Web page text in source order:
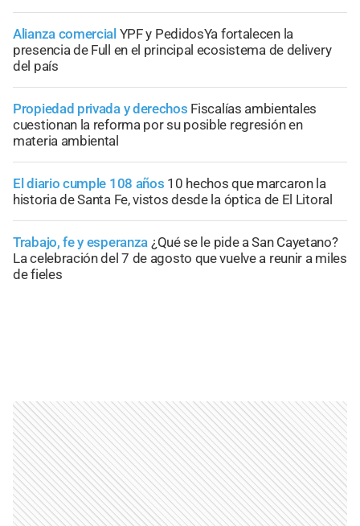
Alianza comercial YPF y PedidosYa fortalecen la
presencia de Full en el principal ecosistema de delivery
del país
Propiedad privada y derechos Fiscalías ambientales
cuestionan la reforma por su posible regresión en
materia ambiental
El diario cumple 108 años 10 hechos que marcaron la
historia de Santa Fe, vistos desde la óptica de El Litoral
Trabajo, fe y esperanza ¿Qué se le pide a San Cayetano?
La celebración del 7 de agosto que vuelve a reunir a miles
de fieles